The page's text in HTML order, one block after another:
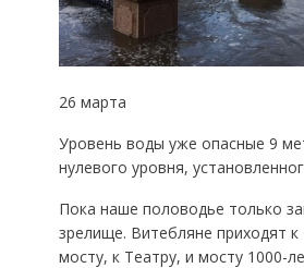
26 марта
Уровень воды уже опасные 9
нулевого уровня,
Пока наше половодье только
зрелище. Витебляне приходят
мосту, к Театру, и мосту 1000-